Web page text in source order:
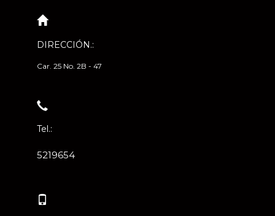
DIRECCIÓN.:
Car. 25 No. 2B - 47
Tel.:
5219654